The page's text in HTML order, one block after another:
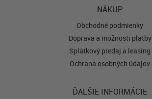
NÁKUP
Obchodné podmienky
Doprava a možnosti platby
Splátkový predaj a leasing
Ochrana osobných údajov
ĎALŠIE INFORMÁCIE